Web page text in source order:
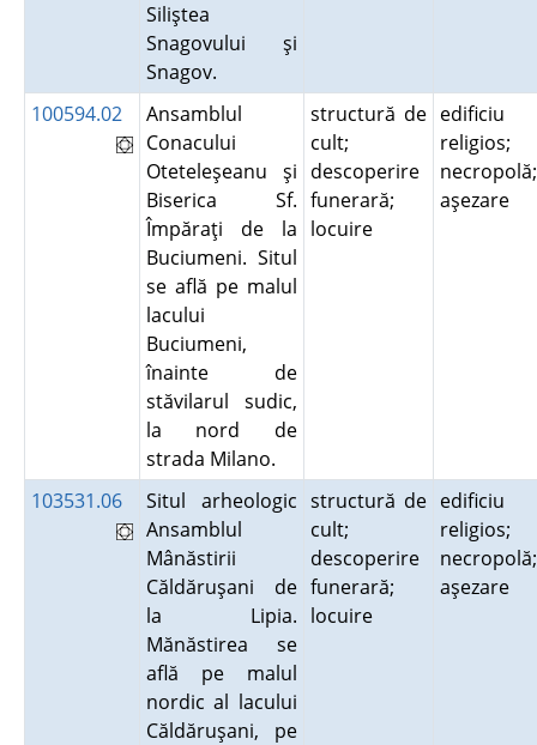
Siliştea
Snagovului şi
Snagov.
100594.02
Ansamblul
Conacului
Oteteleşeanu şi
Biserica Sf.
Împăraţi de la
Buciumeni. Situl
se află pe malul
lacului
Buciumeni,
înainte de
stăvilarul sudic,
la nord de
strada Milano.
structură de
cult;
descoperire
funerară;
locuire
edificiu
religios;
necropolă;
aşezare
103531.06
Situl arheologic
Ansamblul
Mânăstirii
Căldăruşani de
la Lipia.
Mănăstirea se
află pe malul
nordic al lacului
Căldăruşani, pe
structură de
cult;
descoperire
funerară;
locuire
edificiu
religios;
necropolă;
aşezare